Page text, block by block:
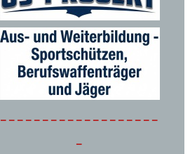
-------------------
-